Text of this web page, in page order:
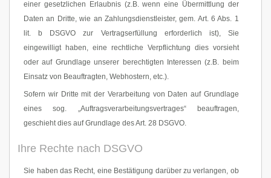
einer gesetzlichen Erlaubnis (z.B. wenn eine Übermittlung der
Daten an Dritte, wie an Zahlungsdienstleister, gem. Art. 6 Abs. 1
lit. b DSGVO zur Vertragserfüllung erforderlich ist), Sie
eingewilligt haben, eine rechtliche Verpflichtung dies vorsieht
oder auf Grundlage unserer berechtigten Interessen (z.B. beim
Einsatz von Beauftragten, Webhostern, etc.).
Sofern wir Dritte mit der Verarbeitung von Daten auf Grundlage
eines sog. „Auftragsverarbeitungsvertrages“ beauftragen,
geschieht dies auf Grundlage des Art. 28 DSGVO.
Ihre Rechte nach DSGVO
Sie haben das Recht, eine Bestätigung darüber zu verlangen, ob